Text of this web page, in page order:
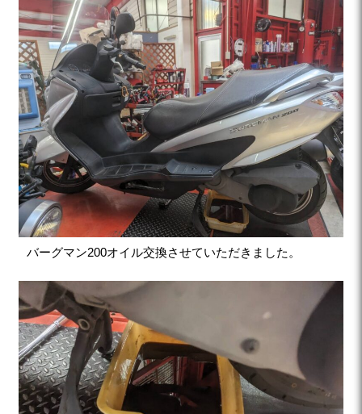
バーグマン200オイル交換させていただきました。